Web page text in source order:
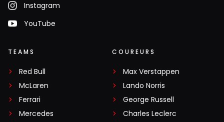
Instagram
YouTube
TEAMS
Red Bull
McLaren
Ferrari
Mercedes
COUREURS
Max Verstappen
Lando Norris
George Russell
Charles Leclerc